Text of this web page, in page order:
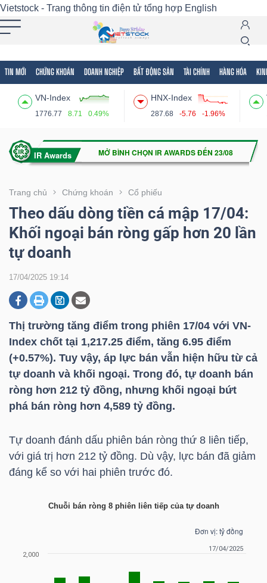
Vietstock - Trang thông tin điện tử tổng hợp English
TIN MỚI CHỨNG KHOÁN DOANH NGHIỆP BẤT ĐỘNG SẢN TÀI CHÍNH HÀNG HÓA
VN-Index
1776.77 8.71 0.49%
HNX-Index
287.68 -5.76 -1.96%
Trang chủ Chứng khoán Cổ phiếu
Theo dấu dòng tiền cá mập 17/04:
Khối ngoại bán ròng gấp hơn 20 lần
tự doanh
17/04/2025 19:14
Thị trường tăng điểm trong phiên 17/04 với VN-
Index chốt tại 1,217.25 điểm, tăng 6.95 điểm
(+0.57%). Tuy vậy, áp lực bán vẫn hiện hữu từ cả
tự doanh và khối ngoại. Trong đó, tự doanh bán
ròng hơn 212 tỷ đồng, nhưng khối ngoại bứt
phá bán ròng hơn 4,589 tỷ đồng.
Tự doanh đánh dấu phiên bán ròng thứ 8 liên tiếp,
với giá trị hơn 212 tỷ đồng. Dù vậy, lực bán đã giảm
đáng kể so với hai phiên trước đó.
Chuỗi bán ròng 8 phiên liên tiếp của tự doanh
Tất cả Tính năng Ngành Mã chứng khoán
Tính
(-)
VIETSTOCK
CHỨNG
KHOÁN
DOANH
NGHIỆP
BẤT
ĐỘNG
SẢN
TÀI
HÓA